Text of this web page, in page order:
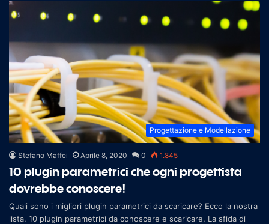
Progettazione e Modellazione
Stefano Maffei Aprile 8, 2020 0 1.845
10 plugin parametrici che ogni progettista
dovrebbe conoscere!
Quali sono i migliori plugin parametrici da scaricare? Ecco la nostra
lista. 10 plugin parametrici da conoscere e scaricare. La sfida di